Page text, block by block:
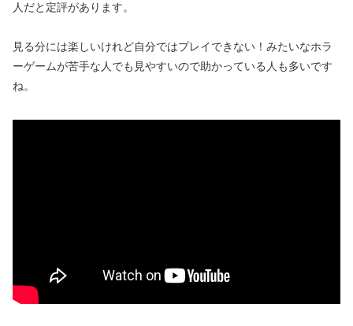
人だと定評があります。
見る分には楽しいけれど自分ではプレイできない！みたいなホラ
ーゲームが苦手な人でも見やすいので助かっている人も多いです
ね。